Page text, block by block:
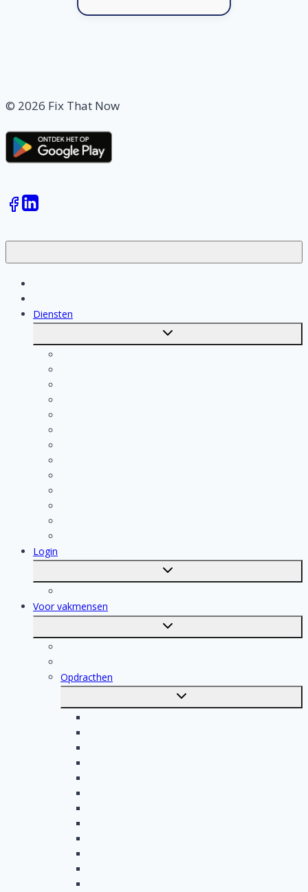
© 2026 Fix That Now
Diensten
Toggle
Login
Toggle
Voor vakmensen
Toggle
submenu
Opdracthen
Toggle